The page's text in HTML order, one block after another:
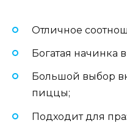
Отличное
Богатая начинка
Большой выбор
пиццы;
Подходит для